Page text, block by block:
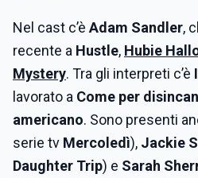
Nel cast c’è Adam Sandler,
recente a Hustle, Hubie
Mystery. Tra gli interpreti c’è
lavorato a Come per
americano. Sono presenti
serie tv Mercoledì), Jackie
Daughter Trip) e Sarah